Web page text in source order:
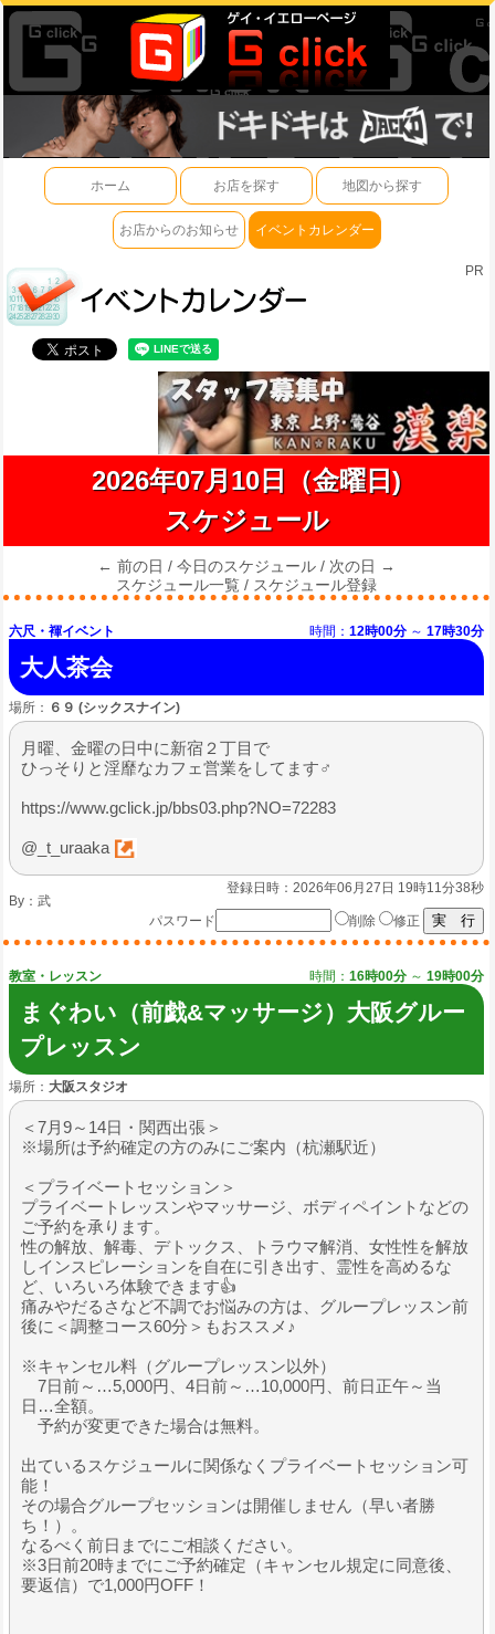
ホーム お店を探す 地図から探す
お店からのお知らせ イベントカレンダー
PR
2026年07月10日（金曜日)
スケジュール
← 前の日 / 今日のスケジュール / 次の日 →
スケジュール一覧 / スケジュール登録
六尺・褌イベント 時間： 12時00分 ～ 17時30分
大人茶会
場所： ６９ (シックスナイン)
月曜、金曜の日中に新宿２丁目で
ひっそりと淫靡なカフェ営業をしてます♂
https://www.gclick.jp/bbs03.php?NO=72283
@_t_uraaka
登録日時：2026年06月27日 19時11分38秒
By： 武
パスワード
削除 修正
教室・レッスン 時間： 16時00分 ～ 19時00分
まぐわい（前戯&マッサージ）大阪グルー
プレッスン
場所： 大阪スタジオ
＜7月9～14日・関西出張＞
※場所は予約確定の方のみにご案内（杭瀬駅近）
＜プライベートセッション＞
プライベートレッスンやマッサージ、ボディペイントなどの
ご予約を承ります。
性の解放、解毒、デトックス、トラウマ解消、女性性を解放
しインスピレーションを自在に引き出す、霊性を高めるな
ど、いろいろ体験できます👍
痛みやだるさなど不調でお悩みの方は、グループレッスン前
後に＜調整コース60分＞もおススメ♪
※キャンセル料（グループレッスン以外）
7日前～…5,000円、4日前～…10,000円、前日正午～当
日…全額。
予約が変更できた場合は無料。
出ているスケジュールに関係なくプライベートセッション可
能！
その場合グループセッションは開催しません（早い者勝
ち！）。
なるべく前日までにご相談ください。
※3日前20時までにご予約確定（キャンセル規定に同意後、
要返信）で1,000円OFF！